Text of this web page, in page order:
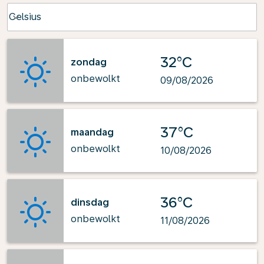
Celsius
keyboard_arrow_down
zondag
onbewolkt
32°C
09/08/2026
maandag
onbewolkt
37°C
10/08/2026
dinsdag
onbewolkt
36°C
11/08/2026